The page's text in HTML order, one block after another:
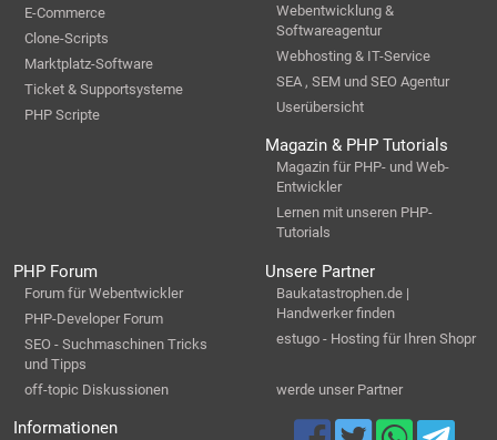
E-Commerce
Clone-Scripts
Marktplatz-Software
Ticket & Supportsysteme
PHP Scripte
Webentwicklung &
Softwareagentur
Webhosting & IT-Service
SEA , SEM und SEO Agentur
Userübersicht
Magazin & PHP Tutorials
Magazin für PHP- und Web-
Entwickler
Lernen mit unseren PHP-
Tutorials
PHP Forum
Forum für Webentwickler
PHP-Developer Forum
SEO - Suchmaschinen Tricks
und Tipps
off-topic Diskussionen
Unsere Partner
Baukatastrophen.de |
Handwerker finden
estugo - Hosting für Ihren Shopr
werde unser Partner
Informationen